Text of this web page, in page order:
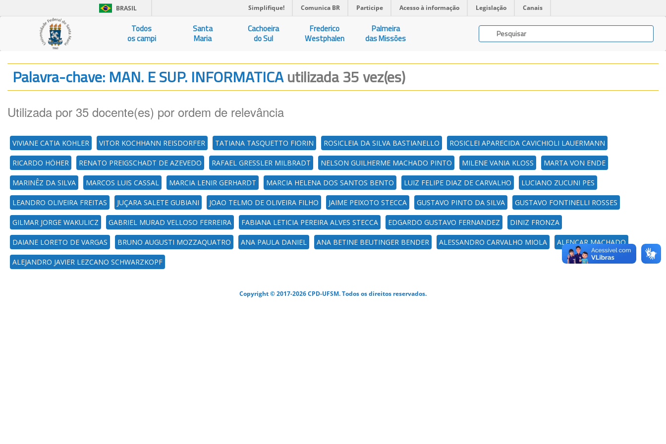
BRASIL Simplifique! Comunica BR Participe Acesso à informação Legislação Canais
Todos
os campi
Santa
Maria
Cachoeira
do Sul
Frederico
Westphalen
Palmeira
das Missões
Palavra-chave: MAN. E SUP. INFORMATICAutilizada 35 vez(es)
Utilizada por 35 docente(es) por ordem de relevância
VIVIANE CATIA KOHLER VITOR KOCHHANN REISDORFER TATIANA TASQUETTO FIORIN ROSICLEIA DA SILVA BASTIANELLO ROSICLEI APARECIDA CAVICHIOLI LAUERMANN
RICARDO HÖHER RENATO PREIGSCHADT DE AZEVEDO RAFAEL GRESSLER MILBRADT NELSON GUILHERME MACHADO PINTO MILENE VANIA KLOSS MARTA VON ENDE
MARINÊZ DA SILVA MARCOS LUIS CASSAL MARCIA LENIR GERHARDT MARCIA HELENA DOS SANTOS BENTO LUIZ FELIPE DIAZ DE CARVALHO LUCIANO ZUCUNI PES
LEANDRO OLIVEIRA FREITAS JUÇARA SALETE GUBIANI JOAO TELMO DE OLIVEIRA FILHO JAIME PEIXOTO STECCA GUSTAVO PINTO DA SILVA GUSTAVO FONTINELLI ROSSES
GILMAR JORGE WAKULICZ GABRIEL MURAD VELLOSO FERREIRA FABIANA LETICIA PEREIRA ALVES STECCA EDGARDO GUSTAVO FERNANDEZ DINIZ FRONZA
DAIANE LORETO DE VARGAS BRUNO AUGUSTI MOZZAQUATRO ANA PAULA DANIEL ANA BETINE BEUTINGER BENDER ALESSANDRO CARVALHO MIOLA ALENCAR MACHADO
ALEJANDRO JAVIER LEZCANO SCHWARZKOPF
Copyright © 2017-2026 CPD-UFSM. Todos os direitos reservados.